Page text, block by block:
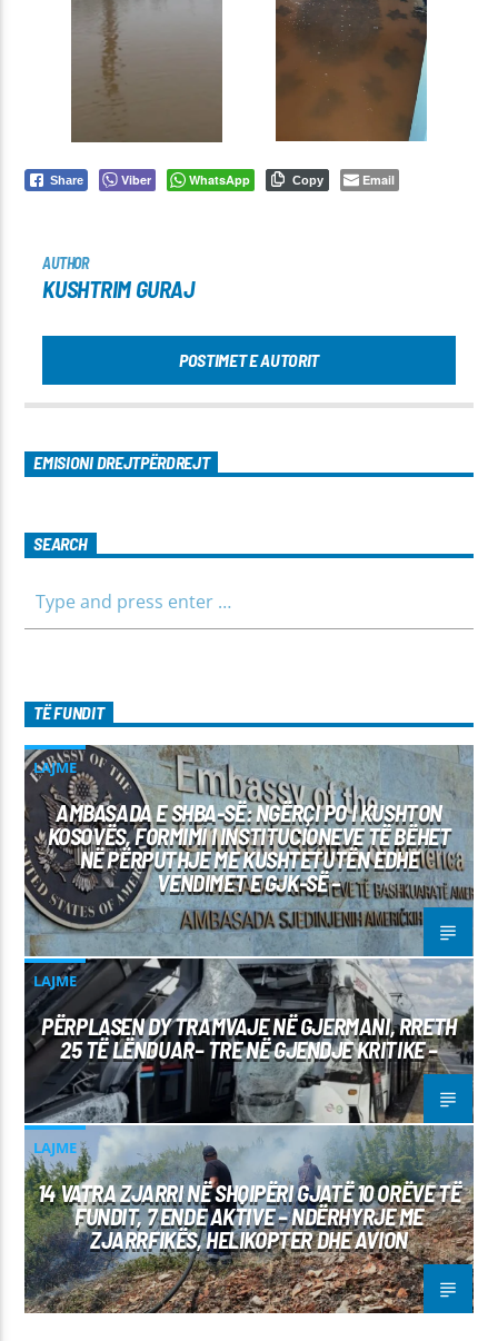
Share Viber WhatsApp Copy Email
AUTHOR
KUSHTRIM GURAJ
POSTIMET E AUTORIT
EMISIONI DREJTPËRDREJT
SEARCH
TË FUNDIT
LAJME
AMBASADA E SHBA-SË: NGËRÇI PO I KUSHTON
KOSOVËS, FORMIMI I INSTITUCIONEVE TË BËHET
NË PËRPUTHJE ME KUSHTETUTËN EDHE
VENDIMET E GJK-SË –
LAJME
PËRPLASEN DY TRAMVAJE NË GJERMANI, RRETH
25 TË LËNDUAR– TRE NË GJENDJE KRITIKE –
LAJME
14 VATRA ZJARRI NË SHQIPËRI GJATË 10 ORËVE TË
FUNDIT, 7 ENDE AKTIVE – NDËRHYRJE ME
ZJARRFIKËS, HELIKOPTER DHE AVION